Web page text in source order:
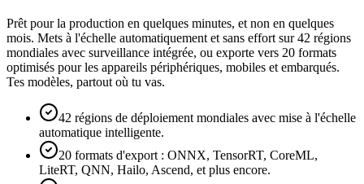
Prêt pour la production en quelques minutes, et non en quelques
mois. Mets à l'échelle automatiquement et sans effort sur 42 régions
mondiales avec surveillance intégrée, ou exporte vers 20 formats
optimisés pour les appareils périphériques, mobiles et embarqués.
Tes modèles, partout où tu vas.
42 régions de déploiement mondiales avec mise à l'échelle
automatique intelligente.
20 formats d'export : ONNX, TensorRT, CoreML,
LiteRT, QNN, Hailo, Ascend, et plus encore.